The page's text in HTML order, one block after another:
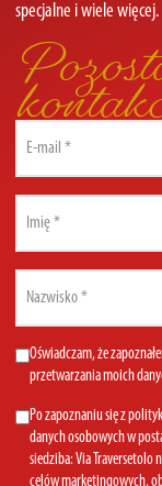
specjalne i wiele więcej.
(Required)
name
(Required)
name
(Required)
Privacy
Policy
Oświadczam, że
przetwarzania moich
Marketing
Consent
Po zapoznaniu się z
danych osobowych w
siedziba: Via
celów marketingowych,